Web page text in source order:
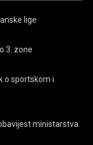
lige
3. zone
o sportskom i
ministarstva